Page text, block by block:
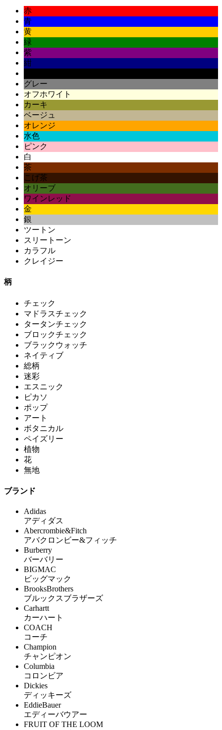
赤
青
黄
緑
紫
紺
グレー
オフホワイト
カーキ
ベージュ
オレンジ
水色
ピンク
白
茶
こげ茶
オリーブ
ワインレッド
金
銀
ツートン
スリートーン
カラフル
クレイジー
柄
チェック
マドラスチェック
タータンチェック
ブロックチェック
ブラックウォッチ
ネイティブ
総柄
迷彩
エスニック
ピカソ
ポップ
アート
ボタニカル
ペイズリー
植物
花
無地
ブランド
Adidas
アディダス
Abercrombie&Fitch
アバクロンビー&フィッチ
Burberry
バーバリー
BIGMAC
ビッグマック
BrooksBrothers
ブルックスブラザーズ
Carhartt
カーハート
COACH
コーチ
Champion
チャンピオン
Columbia
コロンビア
Dickies
ディッキーズ
EddieBauer
エディーバウアー
FRUIT OF THE LOOM